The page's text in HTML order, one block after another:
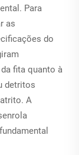
Para
as
do
fita quanto à
detritos
A